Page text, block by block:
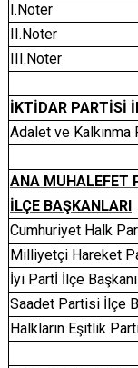
I.Noter
II.Noter
III.Noter
İKTİDAR PARTİSİ
Adalet ve Kalkınma
ANA MUHALEFET
İLÇE BAŞKANLARI
Cumhuriyet Halk
Milliyetçi Hareket
İyi Partİ İlçe Başkanı
Saadet Partisi İlçe
Halkların Eşitlik